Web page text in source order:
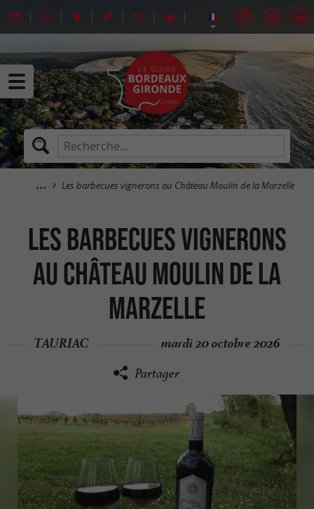
Les barbecues vignerons au Château Moulin de la Marzelle
Les barbecues vignerons
au Château Moulin de la
Marzelle
TAURIAC mardi 20 octobre 2026
Partager